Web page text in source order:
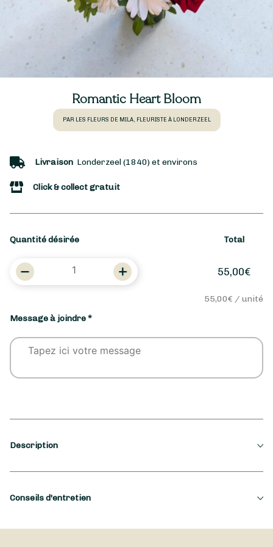
Romantic Heart Bloom
PAR LES FLEURS DE MILA, FLEURISTE À LONDERZEEL
Livraison Londerzeel (1840) et environs
Click & collect gratuit
Quantité désirée
quantité
Bloom
Total
55,00€
55,00€ / unité
Message à joindre *
Description
Automne, Hiver, Printemps, Été
Occasion
Conseils d'entretien